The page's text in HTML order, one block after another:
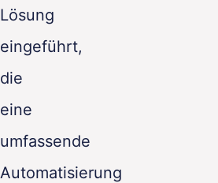
Lösung
eingeführt,
die
eine
umfassende
Automatisierung